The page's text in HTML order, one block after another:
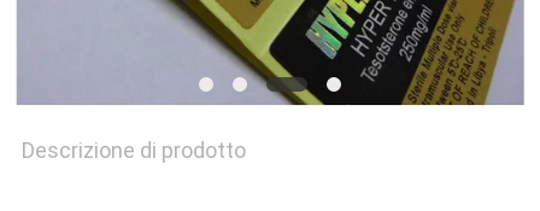
Descrizione di prodotto